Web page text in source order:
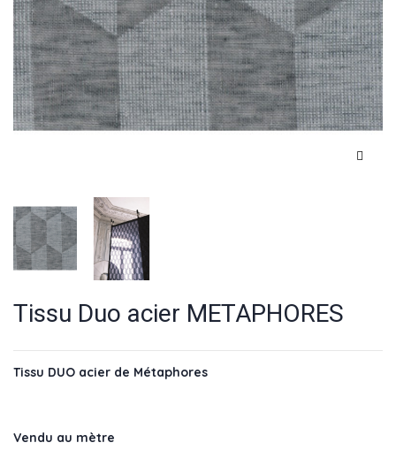
Tissu Duo acier METAPHORES
Tissu DUO acier de Métaphores
Vendu au mètre